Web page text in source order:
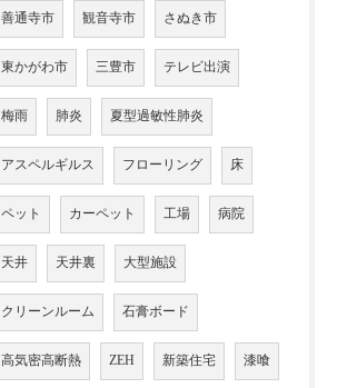
善通寺市 観音寺市 さぬき市
東かがわ市 三豊市 テレビ出演
梅雨 肺炎 夏型過敏性肺炎
アスペルギルス フローリング 床
ペット カーペット 工場 病院
天井 天井裏 大型施設
クリーンルーム 石膏ボード
高気密高断熱 ZEH 新築住宅 漆喰